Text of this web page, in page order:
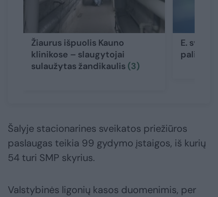
Žiaurus išpuolis Kauno
klinikose – slaugytojai
sulaužytas žandikaulis (3)
E.
palies
Šalyje stacionarines sveikatos priežiūros
paslaugas teikia 99 gydymo įstaigos, iš kurių
54 turi SMP skyrius.
Valstybinės ligonių kasos duomenimis, per